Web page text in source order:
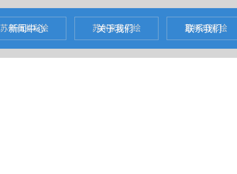
新闻中心 关于我们 联系我们
苏州商业彩绘 苏州家装彩绘 苏州3D彩绘